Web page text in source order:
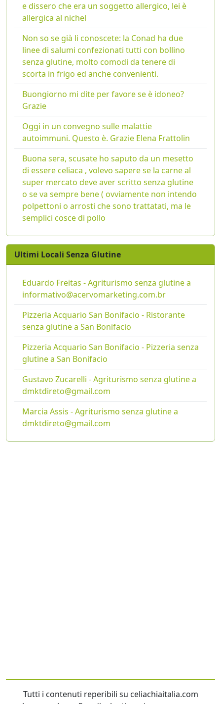
e dissero che era un soggetto allergico, lei è
allergica al nichel
Non so se già li conoscete: la Conad ha due
linee di salumi confezionati tutti con bollino
senza glutine, molto comodi da tenere di
scorta in frigo ed anche convenienti.
Buongiorno mi dite per favore se è idoneo?
Grazie
Oggi in un convegno sulle malattie
autoimmuni. Questo è. Grazie Elena Frattolin
Buona sera, scusate ho saputo da un mesetto
di essere celiaca , volevo sapere se la carne al
super mercato deve aver scritto senza glutine
o se va sempre bene ( ovviamente non intendo
polpettoni o arrosti che sono trattatati, ma le
semplici cosce di pollo
Ultimi Locali Senza Glutine
Eduardo Freitas - Agriturismo senza glutine a
informativo@acervomarketing.com.br
Pizzeria Acquario San Bonifacio - Ristorante
senza glutine a San Bonifacio
Pizzeria Acquario San Bonifacio - Pizzeria senza
glutine a San Bonifacio
Gustavo Zucarelli - Agriturismo senza glutine a
dmktdireto@gmail.com
Marcia Assis - Agriturismo senza glutine a
dmktdireto@gmail.com
Tutti i contenuti reperibili su celiachiaitalia.com